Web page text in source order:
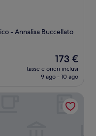
- Annalisa Buccellato
Il
prezzo
attuale
173 €
173 €
tasse e oneri inclusi
9 ago - 10 ago